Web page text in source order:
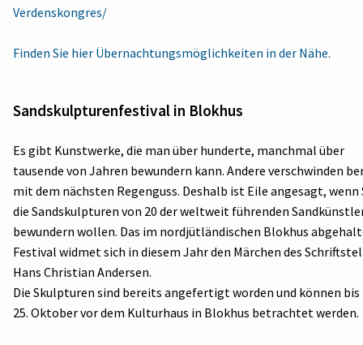
Verdenskongres/
Finden Sie hier Übernachtungsmöglichkeiten in der Nähe.
Sandskulpturenfestival in Blokhus
Es gibt Kunstwerke, die man über hunderte, manchmal über
tausende von Jahren bewundern kann. Andere verschwinden
mit dem nächsten Regenguss. Deshalb ist Eile angesagt, wenn
die Sandskulpturen von 20 der weltweit führenden
bewundern wollen. Das im nordjütländischen Blokhus
Festival widmet sich in diesem Jahr den Märchen des
Hans Christian Andersen.
Die Skulpturen sind bereits angefertigt worden und können bis
25. Oktober vor dem Kulturhaus in Blokhus betrachtet werden.